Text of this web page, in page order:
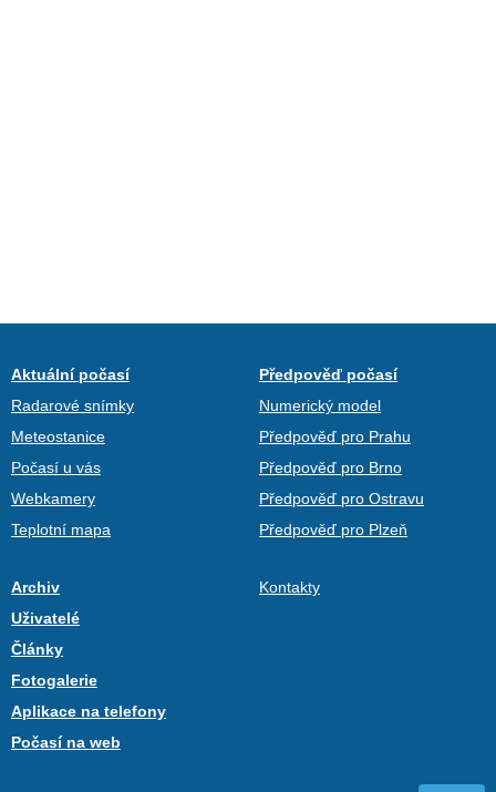
Aktuální počasí
Radarové snímky
Meteostanice
Počasí u vás
Webkamery
Teplotní mapa
Předpověď počasí
Numerický model
Předpověď pro Prahu
Předpověď pro Brno
Předpověď pro Ostravu
Předpověď pro Plzeň
Archiv
Uživatelé
Články
Fotogalerie
Aplikace na telefony
Počasí na web
Kontakty